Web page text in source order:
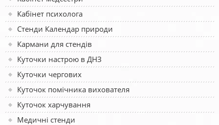
Кабінет психолога
Стенди Календар природи
Кармани для стендів
Куточки настрою в ДНЗ
Куточки чергових
Куточок помічника вихователя
Куточок харчування
Медичні стенди